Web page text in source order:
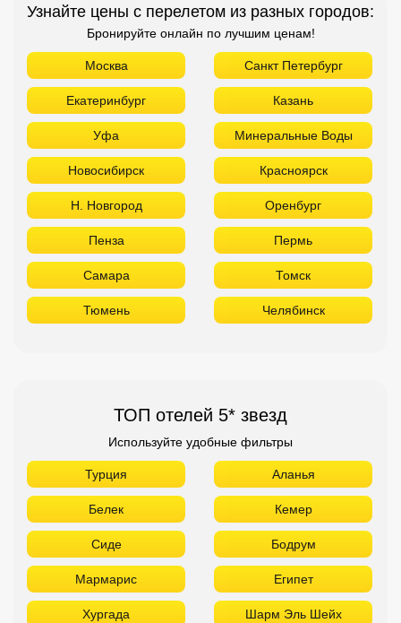
Узнайте цены с перелетом из разных городов:
Бронируйте онлайн по лучшим ценам!
Москва Санкт Петербург
Екатеринбург Казань
Уфа Минеральные Воды
Новосибирск Красноярск
Н. Новгород Оренбург
Пенза Пермь
Самара Томск
Тюмень Челябинск
ТОП отелей 5* звезд
Используйте удобные фильтры
Турция Аланья
Белек Кемер
Сиде Бодрум
Мармарис Египет
Хургада Шарм Эль Шейх